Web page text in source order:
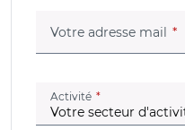
Votre adresse mail
Activité (champ